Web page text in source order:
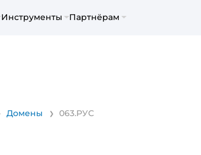
Инструменты Партнёрам
Домены 063.РУС